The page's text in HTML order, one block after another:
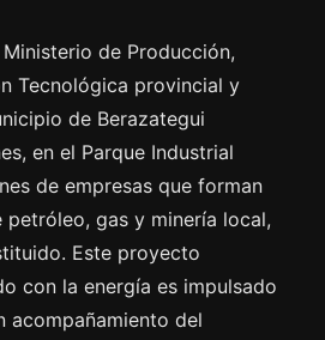
de Producción,
Tecnológica provincial y
de Berazategui
en el Parque Industrial
de empresas que forman
gas y minería local,
Este proyecto
con la energía es impulsado
acompañamiento del